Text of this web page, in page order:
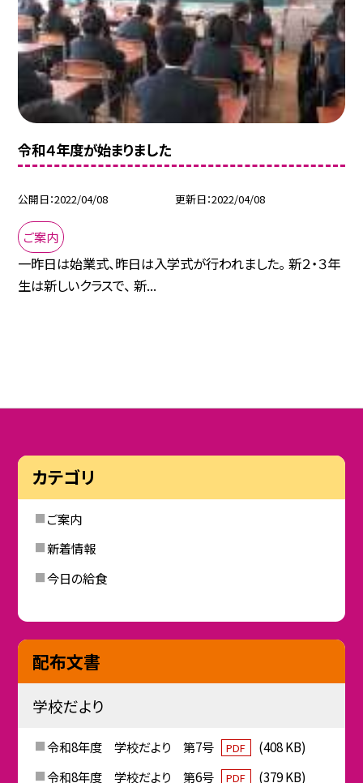
令和４年度が始まりました
公開日 2022/04/08 更新日 2022/04/08
ご案内
一昨日は始業式、昨日は入学式が行われました。 新２・３年
生は新しいクラスで、 新...
カテゴリ
ご案内
新着情報
今日の給食
配布文書
学校だより
令和8年度 学校だより 第7号 PDF
(408 KB)
令和8年度 学校だより 第6号
PDF (379 KB)